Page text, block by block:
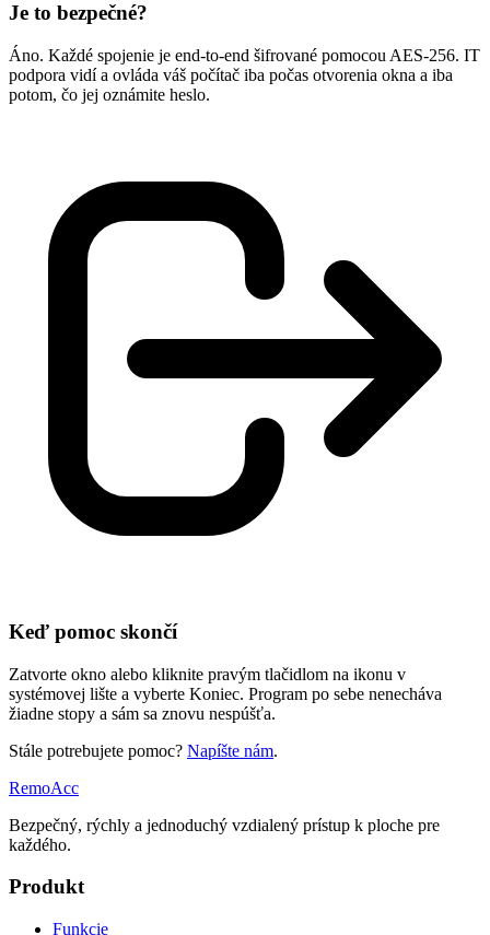
Je to bezpečné?
Áno. Každé spojenie je end-to-end šifrované pomocou AES-256. IT
podpora vidí a ovláda váš počítač iba počas otvorenia okna a iba
potom, čo jej oznámite heslo.
Keď pomoc skončí
Zatvorte okno alebo kliknite pravým tlačidlom na ikonu v
systémovej lište a vyberte Koniec. Program po sebe nenecháva
žiadne stopy a sám sa znovu nespúšťa.
Stále potrebujete pomoc? Napíšte nám.
RemoAcc
Bezpečný, rýchly a jednoduchý vzdialený prístup k ploche pre
každého.
Produkt
Funkcie